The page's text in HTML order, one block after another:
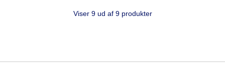
Viser 9 ud af 9 produkter